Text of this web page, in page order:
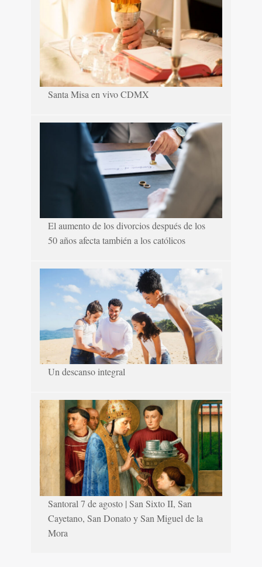
Santa Misa en vivo CDMX
El aumento de los divorcios después de los
50 años afecta también a los católicos
Un descanso integral
Santoral 7 de agosto | San Sixto II, San
Cayetano, San Donato y San Miguel de la
Mora